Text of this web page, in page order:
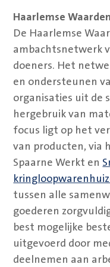
Haarlemse
De Haarlemse
ambachtsnetwerk
doeners. Het
en ondersteunen
organisaties uit de
hergebruik van
focus ligt op het
van producten, via
Spaarne Werkt en
tussen alle
goederen
best mogelijke
uitgevoerd door
deelnemen aan